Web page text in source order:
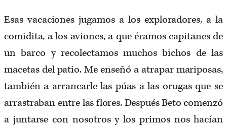
Esas vacaciones jugamos a los exploradores, a la
comidita, a los aviones, a que éramos capitanes de
un barco y recolectamos muchos bichos de las
macetas del patio. Me enseñó a atrapar mariposas,
también a arrancarle las púas a las orugas que se
arrastraban entre las flores. Después Beto comenzó
a juntarse con nosotros y los primos nos hacían